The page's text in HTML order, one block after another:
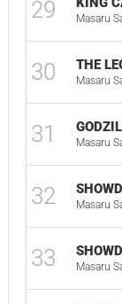
29 Masaru
30 THE
Masaru
31 Masaru
32 Masaru
33 Masaru